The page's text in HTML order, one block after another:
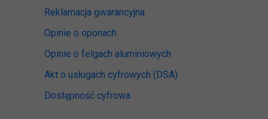
Reklamacja gwarancyjna
Opinie o oponach
Opinie o felgach aluminiowych
Akt o usługach cyfrowych (DSA)
Dostępność cyfrowa